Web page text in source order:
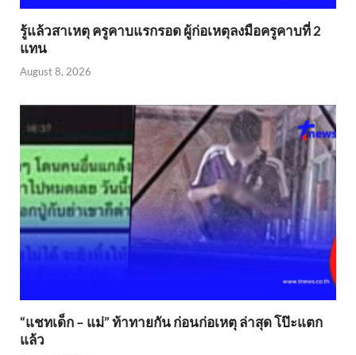
รู้แล้วสาเหตุ ครูคาบแรกรอด ผู้ก่อเหตุลงมือครูคาบที่ 2
แทน
August 8, 2026
“แชทเด็ก – แม่” ท้าทายกัน ก่อนก่อเหตุ ล่าสุด โป๊ะแตก
แล้ว